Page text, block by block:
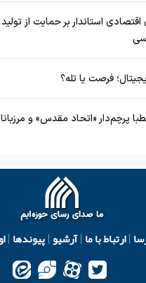
استاندار بر حمایت از
فرصت یا تله؟
پرچم‌دار «اتحاد مقدس» و
ارتباط با ما آرشیو پیوندها